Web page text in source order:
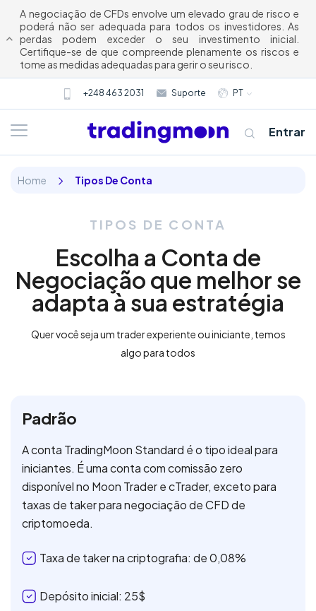
A negociação de CFDs envolve um elevado grau de risco e
poderá não ser adequada para todos os investidores. As
perdas podem exceder o seu investimento inicial.
Certifique-se de que compreende plenamente os riscos e
tome as medidas adequadas para gerir o seu risco.
+248 463 2031 Suporte PT
Quem somos
Trading
Entrar
Home Tipos De Conta
TIPOS DE CONTA
Escolha a Conta de
Negociação que melhor se
adapta à sua estratégia
Quer você seja um trader experiente ou iniciante, temos
algo para todos
Padrão
A conta TradingMoon Standard é o tipo ideal para
iniciantes. É uma conta com comissão zero
disponível no Moon Trader e cTrader, exceto para
taxas de taker para negociação de CFD de
criptomoeda.
Taxa de taker na criptografia: de 0,08%
Depósito inicial: 25$